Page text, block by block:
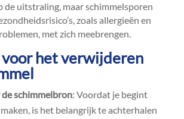
de uitstraling, maar schimmelsporen
zoals allergieën en
met zich meebrengen.​
voor het verwijderen
schimmelbron: Voordat je begint
is het belangrijk te achterhalen